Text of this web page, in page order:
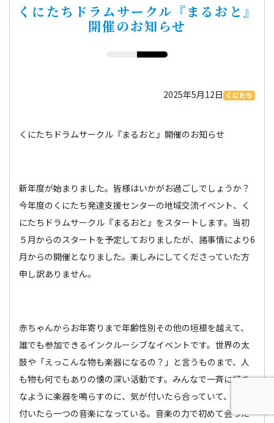
くにたちドラムサークル『まるおと』
開催のお知らせ
2025年5月12日 くにたち
くにたちドラムサークル『まるおと』開催のお知らせ
新年度が始まりました。皆様はいかがお過ごしでしょうか？
今年度のくにたち発達支援センターの地域交流イベント、く
にたちドラムサークル『まるおと』をスタートします。当初
５月からのスタートを予定しておりましたが、諸事情により6
月からの開催となりました。楽しみにしてくださっていた方
申し訳ありません。
赤ちゃんからお年寄りまで年齢性別その他の垣根を越えて、
誰でも参加できるインクルーシブなイベントです。世界の太
鼓や「えっこんな物も楽器になるの？」と言うものまで、人
も物も何でもありの懐の深い活動です。みんなで一斉に好き
なように楽器を鳴らすのに、気が付いたら合っていて、気が
付いたら一つの音楽になっている。音楽の力で初めて会った